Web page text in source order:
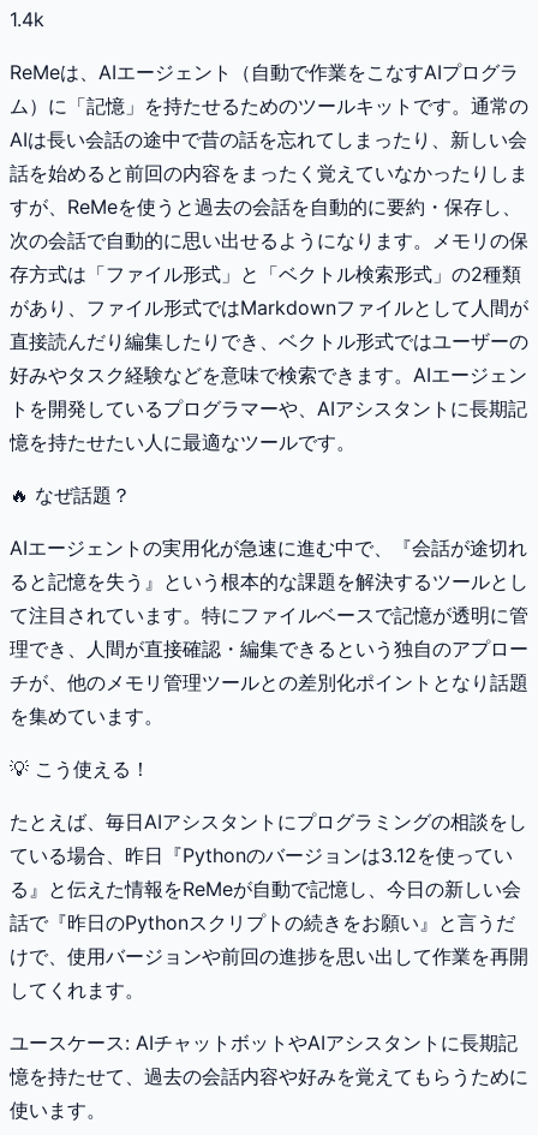
1.4k
ReMeは、AIエージェント（自動で作業をこなすAIプログラ
ム）に「記憶」を持たせるためのツールキットです。通常の
AIは長い会話の途中で昔の話を忘れてしまったり、新しい会
話を始めると前回の内容をまったく覚えていなかったりしま
すが、ReMeを使うと過去の会話を自動的に要約・保存し、
次の会話で自動的に思い出せるようになります。メモリの保
存方式は「ファイル形式」と「ベクトル検索形式」の2種類
があり、ファイル形式ではMarkdownファイルとして人間が
直接読んだり編集したりでき、ベクトル形式ではユーザーの
好みやタスク経験などを意味で検索できます。AIエージェン
トを開発しているプログラマーや、AIアシスタントに長期記
憶を持たせたい人に最適なツールです。
🔥 なぜ話題？
AIエージェントの実用化が急速に進む中で、『会話が途切れ
ると記憶を失う』という根本的な課題を解決するツールとし
て注目されています。特にファイルベースで記憶が透明に管
理でき、人間が直接確認・編集できるという独自のアプロー
チが、他のメモリ管理ツールとの差別化ポイントとなり話題
を集めています。
💡 こう使える！
たとえば、毎日AIアシスタントにプログラミングの相談をし
ている場合、昨日『Pythonのバージョンは3.12を使ってい
る』と伝えた情報をReMeが自動で記憶し、今日の新しい会
話で『昨日のPythonスクリプトの続きをお願い』と言うだ
けで、使用バージョンや前回の進捗を思い出して作業を再開
してくれます。
ユースケース: AIチャットボットやAIアシスタントに長期記
憶を持たせて、過去の会話内容や好みを覚えてもらうために
使います。